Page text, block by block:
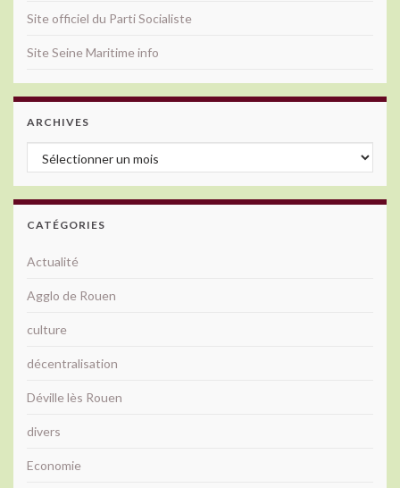
Site officiel du Parti Socialiste
Site Seine Maritime info
ARCHIVES
Archives
CATÉGORIES
Actualité
Agglo de Rouen
culture
décentralisation
Déville lès Rouen
divers
Economie